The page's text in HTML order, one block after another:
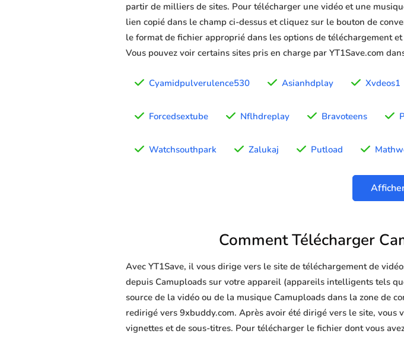
partir de milliers de sites. Pour télécharger une vidéo et une
lien copié dans le champ ci-dessus et cliquez sur le bouton de
le format de fichier approprié dans les options de téléchargement
Vous pouvez voir certains sites pris en charge par YT1Save.com
Cyamidpulverulence530 Asianhdplay Xvdeos1
Forcedsextube Nflhdreplay Bravoteens
Watchsouthpark Zalukaj Putload
Comment Télécharger
Avec YT1Save, il vous dirige vers le site de téléchargement de
depuis Camuploads sur votre appareil (appareils intelligents tels
source de la vidéo ou de la musique Camuploads dans la zone de
redirigé vers 9xbuddy.com. Après avoir été dirigé vers le site,
vignettes et de sous-titres. Pour télécharger le fichier dont vous